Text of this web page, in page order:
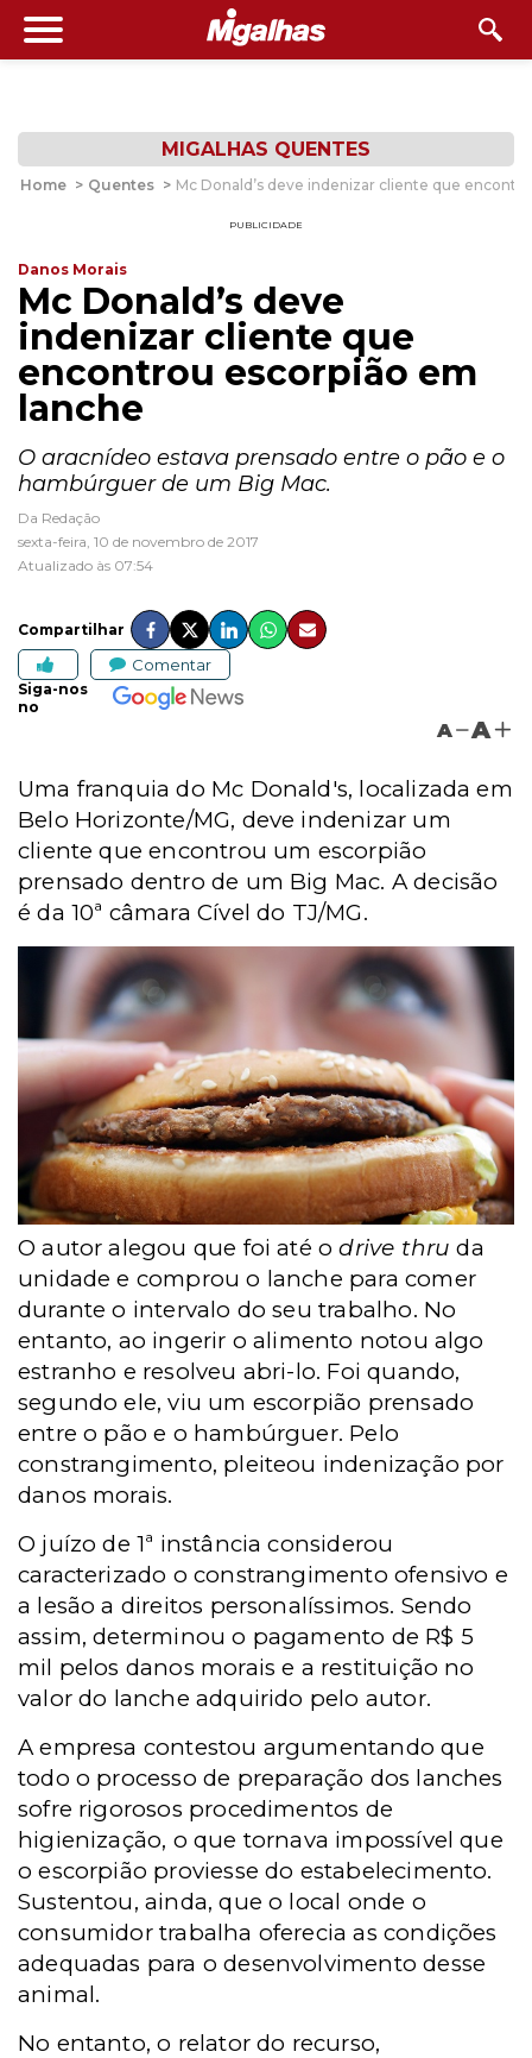
MIGALHAS QUENTES
Home > Quentes > Mc Donald’s deve indenizar cliente que
PUBLICIDADE
Danos Morais
Mc Donald’s deve
indenizar cliente que
encontrou escorpião em
lanche
O aracnídeo estava prensado entre o pão e o
hambúrguer de um Big Mac.
Da Redação
sexta-feira, 10 de novembro de 2017
Atualizado às 07:54
Compartilhar
Comentar
Siga-nos
no
A A
Uma franquia do Mc Donald's, localizada em
Belo Horizonte/MG, deve indenizar um
cliente que encontrou um escorpião
prensado dentro de um Big Mac. A decisão
é da 10ª câmara Cível do TJ/MG.
O autor alegou que foi até odrive thru da
unidade e comprou o lanche para comer
durante o intervalo do seu trabalho. No
entanto, ao ingerir o alimento notou algo
estranho e resolveu abri-lo. Foi quando,
segundo ele, viu um escorpião prensado
entre o pão e o hambúrguer. Pelo
constrangimento, pleiteou indenização por
danos morais.
O juízo de 1ª instância considerou
caracterizado o constrangimento ofensivo e
a lesão a direitos personalíssimos. Sendo
assim, determinou o pagamento de R$ 5
mil pelos danos morais e a restituição no
valor do lanche adquirido pelo autor.
A empresa contestou argumentando que
todo o processo de preparação dos lanches
sofre rigorosos procedimentos de
higienização, o que tornava impossível que
o escorpião proviesse do estabelecimento.
Sustentou, ainda, que o local onde o
consumidor trabalha oferecia as condições
adequadas para o desenvolvimento desse
animal.
No entanto, o relator do recurso,